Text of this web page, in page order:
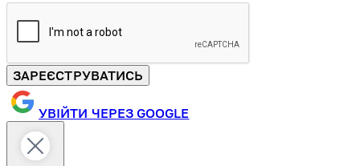
ЗАРЕЄСТРУВАТИСЬ
УВІЙТИ ЧЕРЕЗ GOOGLE